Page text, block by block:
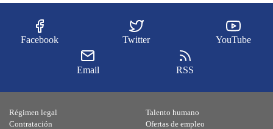
Facebook Twitter YouTube
Email RSS
Régimen legal
Contratación
Talento humano
Ofertas de empleo